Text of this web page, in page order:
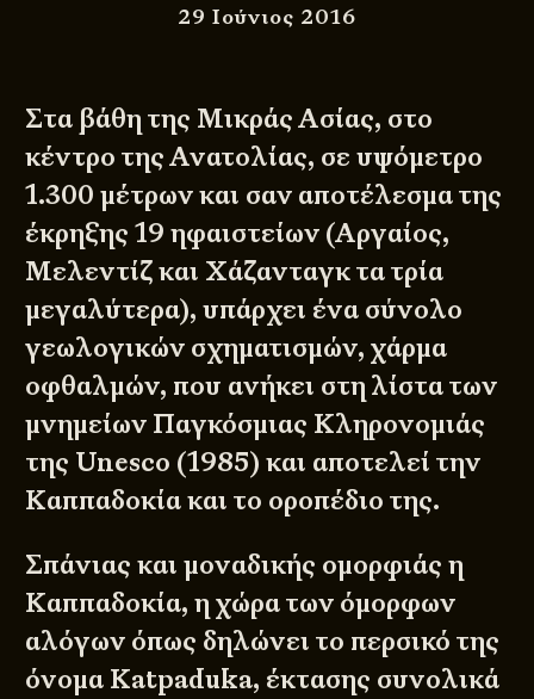
29 Ιούνιος 2016
Στα βάθη της Μικράς Ασίας, στο
κέντρο της Ανατολίας, σε υψόμετρο
1.300 μέτρων και σαν αποτέλεσμα της
έκρηξης 19 ηφαιστείων (Αργαίος,
Μελεντίζ και Χάζανταγκ τα τρία
μεγαλύτερα), υπάρχει ένα σύνολο
γεωλογικών σχηματισμών, χάρμα
οφθαλμών, που ανήκει στη λίστα των
μνημείων Παγκόσμιας Κληρονομιάς
της Unesco (1985) και αποτελεί την
Καππαδοκία και το οροπέδιο της.
Σπάνιας και μοναδικής ομορφιάς η
Καππαδοκία, η χώρα των όμορφων
αλόγων όπως δηλώνει το περσικό της
όνομα Katpaduka, έκτασης συνολικά